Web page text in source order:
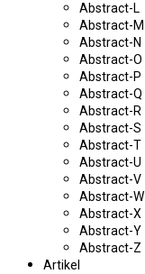
Abstract-L
Abstract-M
Abstract-N
Abstract-O
Abstract-P
Abstract-Q
Abstract-R
Abstract-S
Abstract-T
Abstract-U
Abstract-V
Abstract-W
Abstract-X
Abstract-Y
Abstract-Z
Artikel